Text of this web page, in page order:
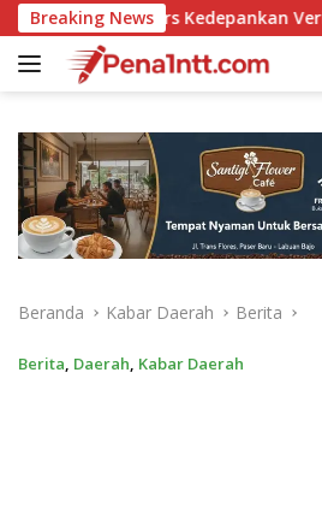
Langsung
ke
konten
Breaking News
Verifikasi Uji
Beranda Kabar Daerah Berita
Berita Daerah Kabar Daerah